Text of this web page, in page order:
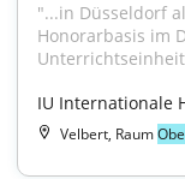
"...in Düsseldorf
Honorarbasis im
IU Internationale
Velbert, Raum